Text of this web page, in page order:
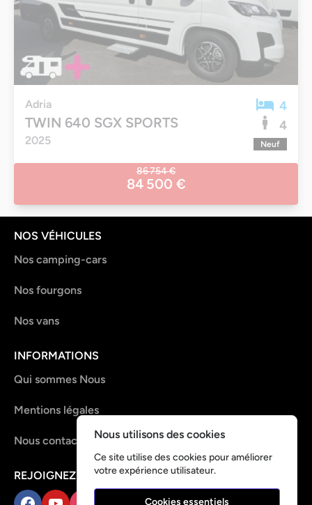
Adria
TWIN 640 SGX SPORTS
2025
4
4
Neuf
86 754 €
84 500 €
NOS VÉHICULES
Nos camping-cars
Nos fourgons
Nos vans
INFORMATIONS
Qui sommes Nous
Mentions légales
Nous contacter
REJOIGNEZ-NOUS !
Nous utilisons des cookies
Ce site utilise des cookies pour améliorer
votre expérience utilisateur.
Cookies essentiels